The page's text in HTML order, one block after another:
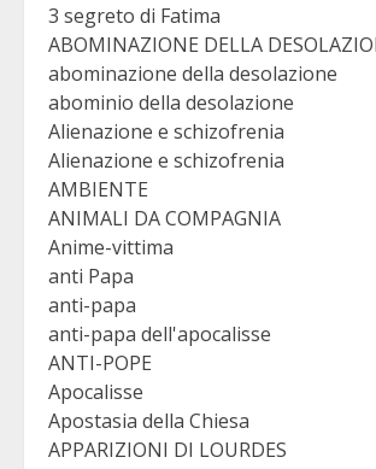
3 segreto di Fatima
ABOMINAZIONE DELLA
abominazione della desolazione
abominio della desolazione
Alienazione e schizofrenia
Alienazione e schizofrenia
AMBIENTE
ANIMALI DA COMPAGNIA
Anime-vittima
anti Papa
anti-papa
anti-papa dell'apocalisse
ANTI-POPE
Apocalisse
Apostasia della Chiesa
APPARIZIONI DI LOURDES